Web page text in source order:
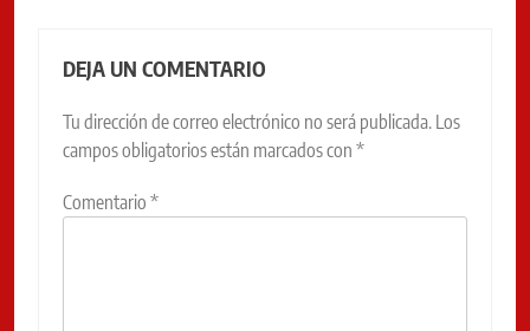
DEJA UN COMENTARIO
Tu dirección de correo electrónico no será publicada. Los
campos obligatorios están marcados con *
Comentario *